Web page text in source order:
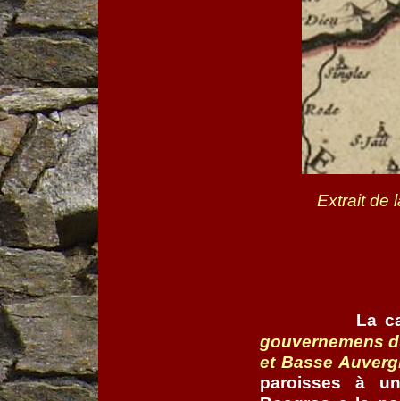
Extrait de
La
gouvernemens
et Basse
paroisses à